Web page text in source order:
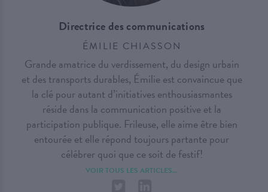
Directrice des communications
ÉMILIE CHIASSON
Grande amatrice du verdissement, du design urbain
et des transports durables, Émilie est convaincue que
la clé pour autant d’initiatives enthousiasmantes
réside dans la communication positive et la
participation publique. Frileuse, elle aime être bien
entourée et elle répond toujours partante pour
célébrer quoi que ce soit de festif!
VOIR TOUS LES ARTICLES...